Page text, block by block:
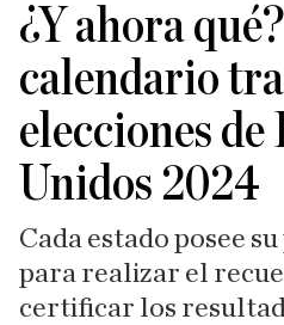
¿Y ahora
calendario
elecciones de
Unidos 2024
Cada estado posee
para realizar el
certificar los